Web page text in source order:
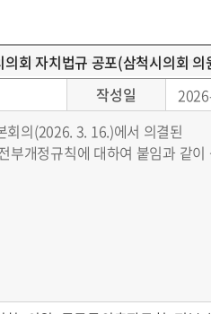
의회 자치법규 공포(삼척시의회
작성일
의(2026. 3. 16.)에서 의결된
부개정규칙에 대하여 붙임과 같이